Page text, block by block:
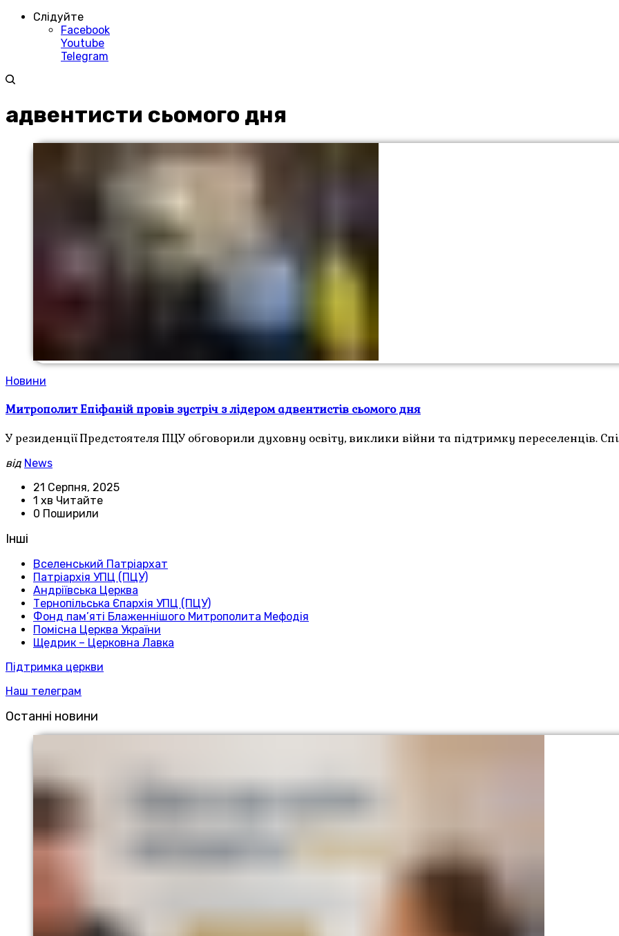
Слідуйте
Facebook
Youtube
Telegram
адвентисти сьомого дня
Новини
Митрополит Епіфаній провів зустріч з лідером адвентистів сьомого дня
У резиденції Предстоятеля ПЦУ обговорили духовну освіту, виклики війни та підтримку переселенців.
від News
21 Серпня, 2025
1 хв Читайте
0 Поширили
Інші
Вселенський Патріархат
Патріархія УПЦ (ПЦУ)
Андріївська Церква
Тернопільська Єпархія УПЦ (ПЦУ)
Фонд пам’яті Блаженнішого Митрополита Мефодія
Помісна Церква України
Щедрик – Церковна Лавка
Підтримка церкви
Наш телеграм
Останні новини